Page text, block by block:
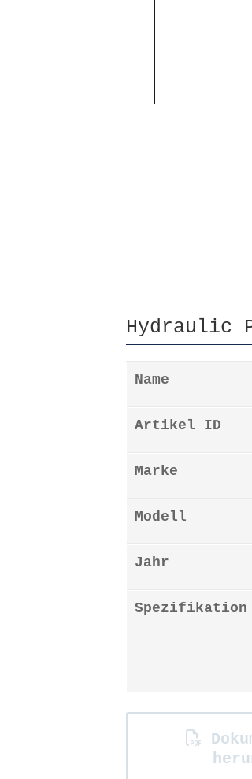
Hydraulic
Name
Artikel ID
Marke
Modell
Jahr
Spezifikation